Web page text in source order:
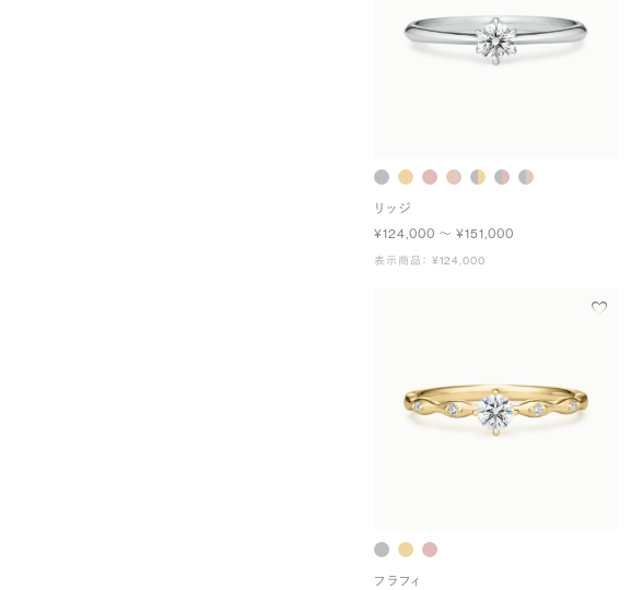
リッジ
¥124,000 〜 ¥151,000
表示商品： ¥124,000
フラフィ